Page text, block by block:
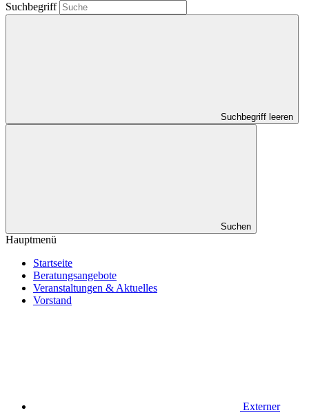
Suchbegriff
Suchbegriff leeren
Suchen
Hauptmenü
Startseite
Beratungsangebote
Veranstaltungen & Aktuelles
Vorstand
Externer